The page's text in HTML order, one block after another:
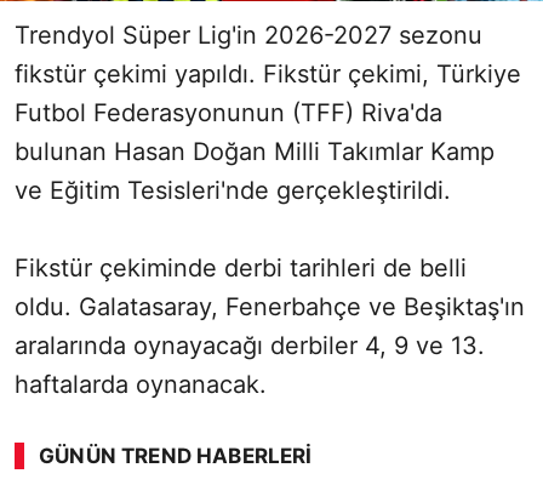
Trendyol Süper Lig'in 2026-2027 sezonu
fikstür çekimi yapıldı. Fikstür çekimi, Türkiye
Futbol Federasyonunun (TFF) Riva'da
bulunan Hasan Doğan Milli Takımlar Kamp
ve Eğitim Tesisleri'nde gerçekleştirildi.
Fikstür çekiminde derbi tarihleri de belli
oldu. Galatasaray, Fenerbahçe ve Beşiktaş'ın
aralarında oynayacağı derbiler 4, 9 ve 13.
haftalarda oynanacak.
GÜNÜN TREND HABERLERI